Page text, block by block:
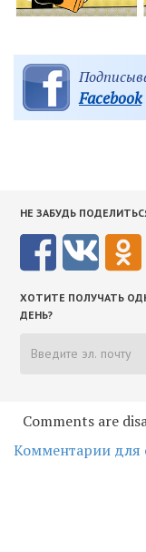
Facebook
НЕ ЗАБУДЬ
ХОТИТЕ ПОЛУЧАТЬ
ДЕНЬ?
Comments are
Комментарии для